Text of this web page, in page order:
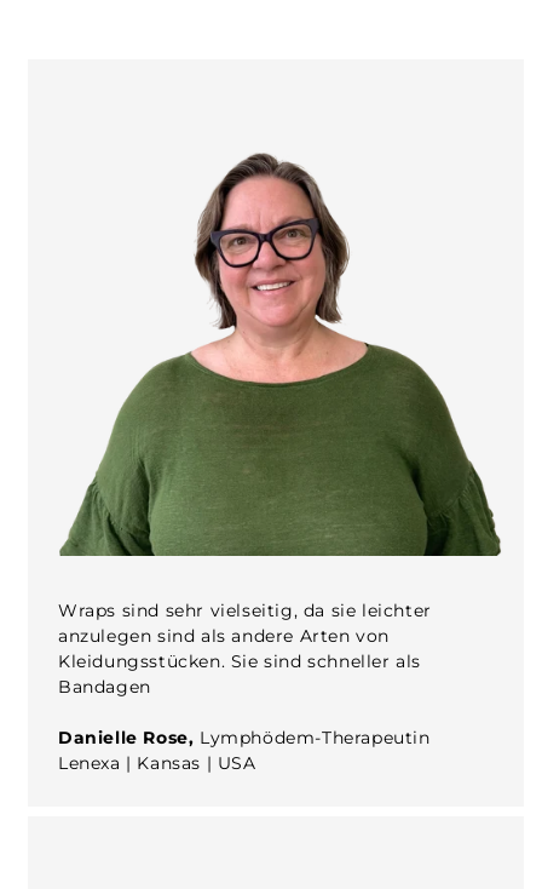
Wraps sind sehr vielseitig, da sie leichter
anzulegen sind als andere Arten von
Kleidungsstücken. Sie sind schneller als
Bandagen
Danielle Rose, Lymphödem-Therapeutin
Lenexa | Kansas | USA